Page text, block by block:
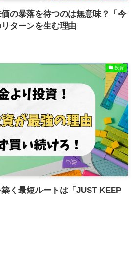
価の暴落を待つのは無意味？「今
ターンを生む理由
投資
築く最短ルートは「JUST KEEP